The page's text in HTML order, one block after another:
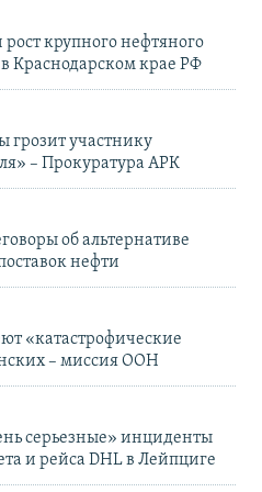
крупного нефтяного
Краснодарском крае РФ
грозит участнику
– Прокуратура АРК
об альтернативе
нефти
«катастрофические
– миссия ООН
серьезные» инциденты
и рейса DHL в Лейпциге